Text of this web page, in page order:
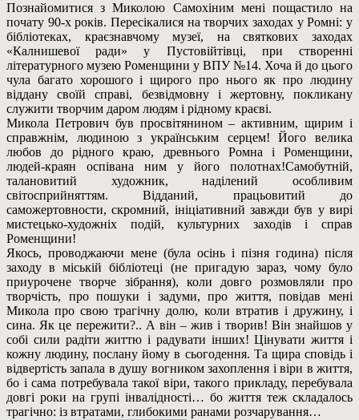
Познайомитися з Миколою Самохіним мені пощастило на
почату 90-х років. Пересікалися на творчих заходах у Ромні: у
бібліотеках, краєзнавчому музеї, на святкових заходах
«Калнишевої ради» у Пустовійтівці, при створенні
літературного музею Роменщини у ВПУ №14. Хоча й до цього
чула багато хорошого і щирого про нього як про людину
віддану своїй справі, безвідмовну і жертовну, покликану
служити творчим даром людям і рідному краєві.
Микола Петрович був просвітянином – активним, щирим і
справжнім, людиною з українським серцем! Його велика
любов до рідного краю, древнього Ромна і Роменщини,
людей-краян оспівана ним у його полотнах!Самобутній,
талановитий художник, наділений особливим
світосприйняттям. Відданий, працьовитий до
саможертовности, скромний, ініціативний завжди був у вирі
мистецько-художніх подій, культурних заходів і справ
Роменщини!
Якось, проводжаючи мене (була осінь і пізня година) після
заходу в міській бібліотеці (не пригадую зараз, чому було
приурочене творче зібрання), коли довго розмовляли про
творчість, про пошуки і задуми, про життя, повідав мені
Микола про свою трагічну долю, коли втратив і дружину, і
сина. Як це пережити?.. А він – жив і творив! Він знайшов у
собі сили радіти життю і радувати інших! Цінувати життя і
кожну людину, послану йому в сьогодення. Та щира сповідь і
відвертість запала в душу вогником захоплення і віри в життя,
бо і сама потребувала такої віри, такого прикладу, перебувала
довгі роки на групі інвалідності… бо життя теж складалось
трагічно: із втратами, глибокими ранами розчарування…